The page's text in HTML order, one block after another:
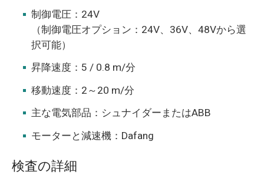
制御電圧：24V
（制御電圧オプション：24V、36V、48Vから選
択可能）
昇降速度：5 / 0.8 m/分
移動速度：2～20 m/分
主な電気部品：シュナイダーまたはABB
モーターと減速機：Dafang
検査の詳細